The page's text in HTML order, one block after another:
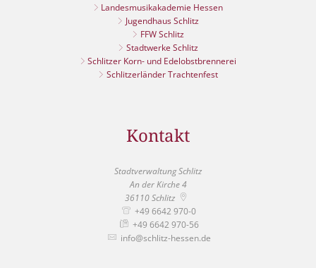
Landesmusikakademie Hessen
Jugendhaus Schlitz
FFW Schlitz
Stadtwerke Schlitz
Schlitzer Korn- und Edelobstbrennerei
Schlitzerländer Trachtenfest
Kontakt
Stadtverwaltung Schlitz
An der Kirche 4
36110 Schlitz
+49 6642 970-0
+49 6642 970-56
info@schlitz-hessen.de